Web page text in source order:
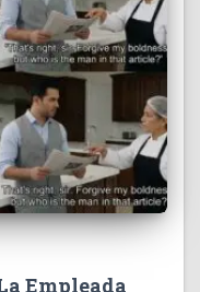
Empleada